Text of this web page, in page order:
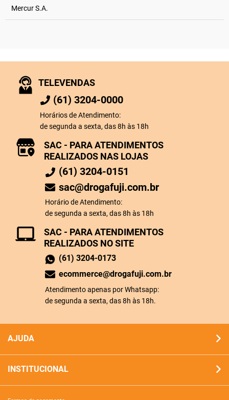
Mercur S.A.
TELEVENDAS
(61) 3204-0000
Horários de Atendimento:
de segunda a sexta, das 8h às 18h
SAC - PARA ATENDIMENTOS
REALIZADOS NO SITE
(61) 3204-0173
ecommerce@drogafuji.com.br
Atendimento apenas por Whatsapp:
de segunda a sexta, das 8h às 18h.
SAC - PARA ATENDIMENTOS
REALIZADOS NAS LOJAS
(61) 3204-0151
sac@drogafuji.com.br
Horário de Atendimento:
de segunda a sexta, das 8h às 18h
AJUDA
INSTITUCIONAL